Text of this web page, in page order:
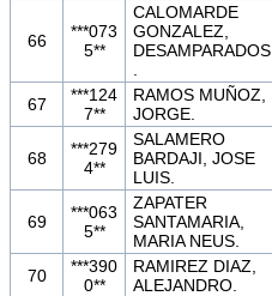
66
***073
5**
CALOMARDE
GONZALEZ,
DESAMPARADOS
67
***124
7**
RAMOS MUÑOZ,
JORGE.
68
***279
4**
SALAMERO
BARDAJI, JOSE
LUIS.
69
***063
5**
ZAPATER
SANTAMARIA,
MARIA NEUS.
70
***390
0**
RAMIREZ DIAZ,
ALEJANDRO.